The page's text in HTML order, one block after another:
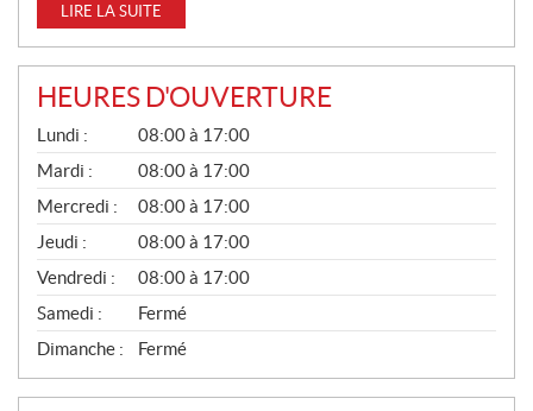
LIRE LA SUITE
HEURES D'OUVERTURE
G
É
N
É
R
A
L
Lundi :
08:00 à 17:00
Mardi :
08:00 à 17:00
Mercredi :
08:00 à 17:00
Jeudi :
08:00 à 17:00
Vendredi :
08:00 à 17:00
Samedi :
Fermé
Dimanche :
Fermé